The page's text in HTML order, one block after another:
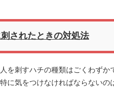
されたときの対処法
人を刺すハチの種類はごくわずか
特に気をつけなければならないの